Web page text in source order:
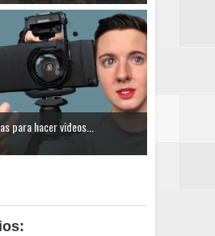
para hacer videos...